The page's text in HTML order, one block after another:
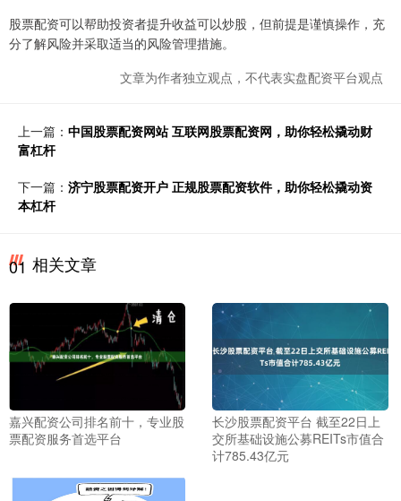
股票配资可以帮助投资者提升收益可以炒股，但前提是谨慎操作，充
分了解风险并采取适当的风险管理措施。
文章为作者独立观点，不代表实盘配资平台观点
上一篇： 中国股票配资网站 互联网股票配资网，助你轻松撬动财
富杠杆
下一篇： 济宁股票配资开户 正规股票配资软件，助你轻松撬动资
本杠杆
01 相关文章
嘉兴配资公司排名前十，专业股
票配资服务首选平台
长沙股票配资平台 截至22日上
交所基础设施公募REITs市值合
计785.43亿元